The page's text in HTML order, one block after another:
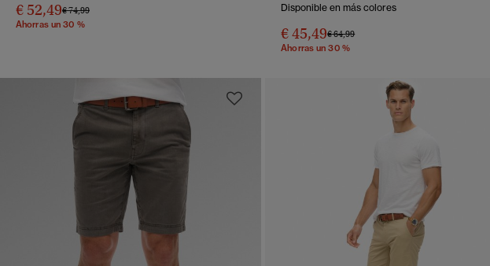
€ 52,49Precio rebajado de
€ 74,99a
Ahorras un 30 %
Disponible en más colores
€ 45,49Precio rebajado de
€ 64,99a
Ahorras un 30 %